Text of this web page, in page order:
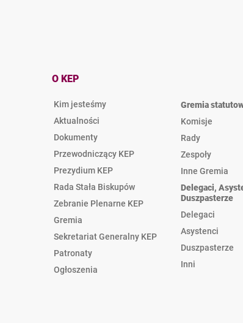
O KEP
Kim jesteśmy
Aktualności
Dokumenty
Przewodniczący KEP
Prezydium KEP
Rada Stała Biskupów
Zebranie Plenarne KEP
Gremia
Sekretariat Generalny KEP
Patronaty
Ogłoszenia
Gremia
Komisje
Rady
Zespoły
Inne Gremia
Delegaci,
Duszpasterze
Delegaci
Asystenci
Duszpasterze
Inni